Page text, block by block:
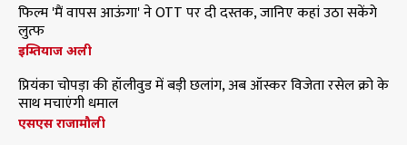
फिल्म 'मैं वापस आऊंगा' ने OTT पर दी दस्तक, जानिए कहां उठा सकेंगे
लुत्फ
इम्तियाज अली
प्रियंका चोपड़ा की हॉलीवुड में बड़ी छलांग, अब ऑस्कर विजेता रसेल क्रो के
साथ मचाएंगी धमाल
एसएस राजामौली